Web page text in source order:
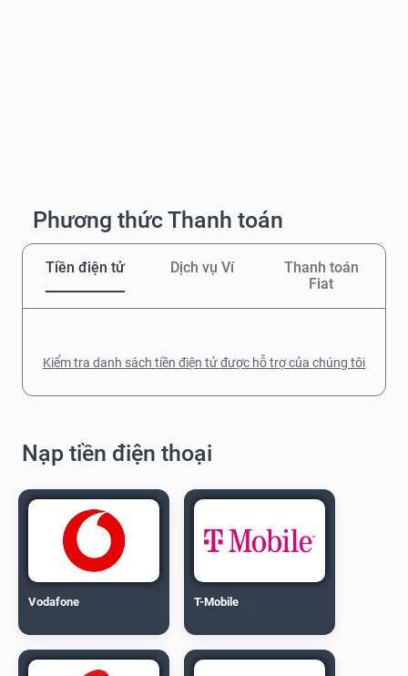
Phương thức Thanh toán
Tiền điện tử Dịch vụ Ví
Thanh toán
Fiat
Kiểm tra danh sách tiền điện tử được hỗ trợ của chúng tôi
Nạp tiền điện thoại
Vodafone T-Mobile